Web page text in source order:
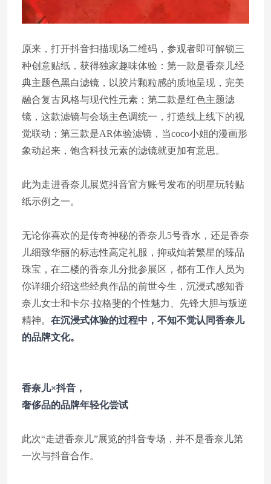
原来，打开抖音扫描现场二维码，参观者即可解锁三
种创意贴纸，获得独家趣味体验：第一款是香奈儿经
典主题色黑白滤镜，以胶片颗粒感的质地呈现，完美
融合复古风格与现代性元素；第二款是红色主题滤
镜，这款滤镜与会场主色调统一，打造线上线下的视
觉联动；第三款是AR体验滤镜，当coco小姐的漫画形
象动起来，饱含科技元素的滤镜就更加有意思。
此为走进香奈儿展览抖音官方账号发布的明星玩转贴
纸示例之一。
无论你喜欢的是传奇神秘的香奈儿5号香水，还是香奈
儿细致华丽的标志性高定礼服，抑或灿若繁星的臻品
珠宝，在二楼的香奈儿分批参展区，都有工作人员为
你详细介绍这些经典作品的前世今生，沉浸式感知香
奈儿女士和卡尔·拉格斐的个性魅力、先锋大胆与叛逆
精神。 在沉浸式体验的过程中，不知不觉认同香奈儿
的品牌文化。
香奈儿×抖音，
奢侈品的品牌年轻化尝试
此次“走进香奈儿”展览的抖音专场，并不是香奈儿第
一次与抖音合作。